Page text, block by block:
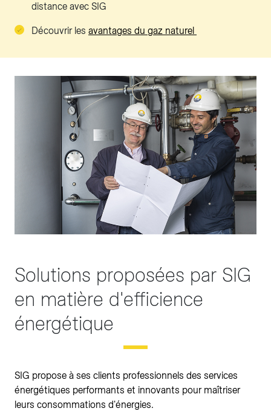
distance avec SIG
Découvrir les avantages du gaz naturel
Solutions proposées par SIG
en matière d'efficience
énergétique
SIG propose à ses clients professionnels des services
énergétiques performants et innovants pour maîtriser
leurs consommations d'énergies.